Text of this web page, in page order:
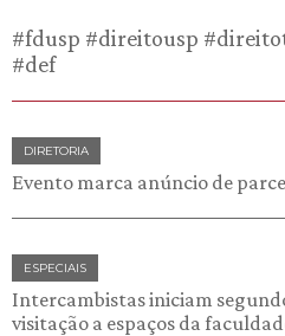
#fdusp #direitousp
#def
DIRETORIA
Evento marca anúncio de
ESPECIAIS
Intercambistas iniciam
visitação a espaços da